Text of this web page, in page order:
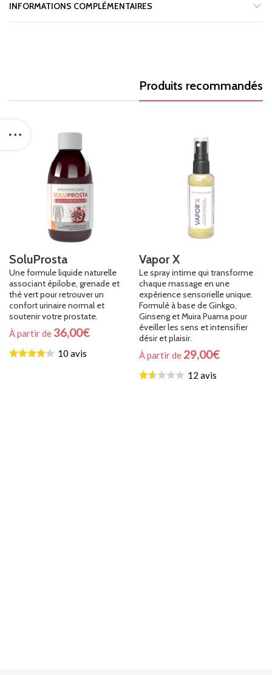
INFORMATIONS COMPLÉMENTAIRES
Produits recommandés
SoluProsta
Une formule liquide naturelle
associant épilobe, grenade et
thé vert pour retrouver un
confort urinaire normal et
soutenir votre prostate.
À partir de 36,00€
10 avis
Vapor X
Le spray intime qui transforme
chaque massage en une
expérience sensorielle unique.
Formulé à base de Ginkgo,
Ginseng et Muira Puama pour
éveiller les sens et intensifier
désir et plaisir.
À partir de 29,00€
12 avis